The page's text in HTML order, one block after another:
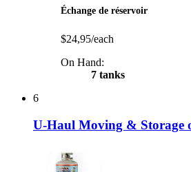
Échange de réservoir
$24,95/each
On Hand:
7 tanks
6
U-Haul Moving & Storage